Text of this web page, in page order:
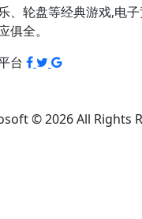
、轮盘等经典游戏,电
俱全。
台
© 2026 All Rights